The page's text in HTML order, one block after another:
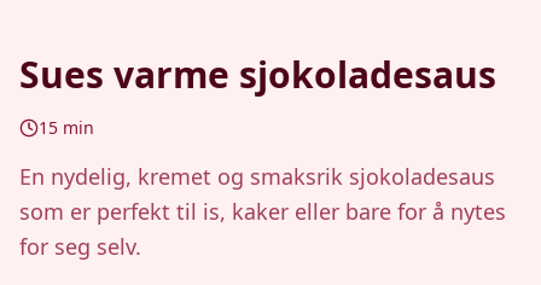
Sues varme sjokoladesaus
15 min
En nydelig, kremet og smaksrik sjokoladesaus
som er perfekt til is, kaker eller bare for å nytes
for seg selv.